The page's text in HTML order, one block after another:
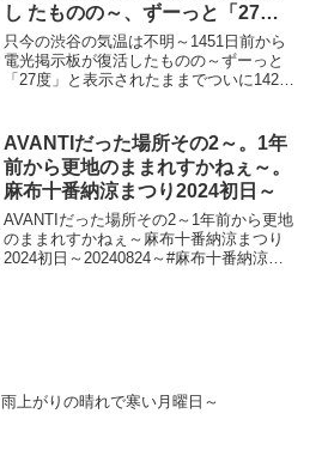
し たものの～、ずーっと「27
度」と表示されたままで、ついに
1423日 前から電源オフ状態
只今の渋谷の気温は不明～1451日前から
電光掲示板が復活したものの～ずーっと
「27度」と表示されたままでついに1423
気温
AVANTIだった場所その2～。1年
前から更地のままれすかねぇ～。
麻布十番納涼まつり2024初日～
AVANTIだった場所その2～1年前から更地
のままれすかねぇ～麻布十番納涼まつり
2024初日～20240824～#麻布十番納涼ま
雨上がりの晴れで寒い月曜日～